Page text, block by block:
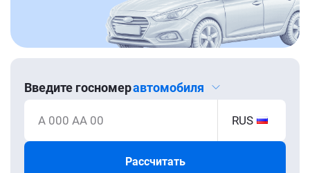
Введите госномеравтомобиля
А 000 АА 00 RUS
Рассчитать